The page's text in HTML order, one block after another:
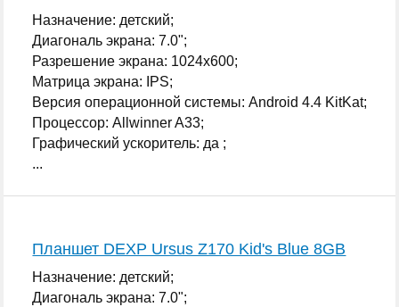
Назначение: детский;
Диагональ экрана: 7.0";
Разрешение экрана: 1024x600;
Матрица экрана: IPS;
Версия операционной системы: Android 4.4 KitKat;
Процессор: Allwinner A33;
Графический ускоритель: да ;
...
Планшет DEXP Ursus Z170 Kid's Blue 8GB
Назначение: детский;
Диагональ экрана: 7.0";